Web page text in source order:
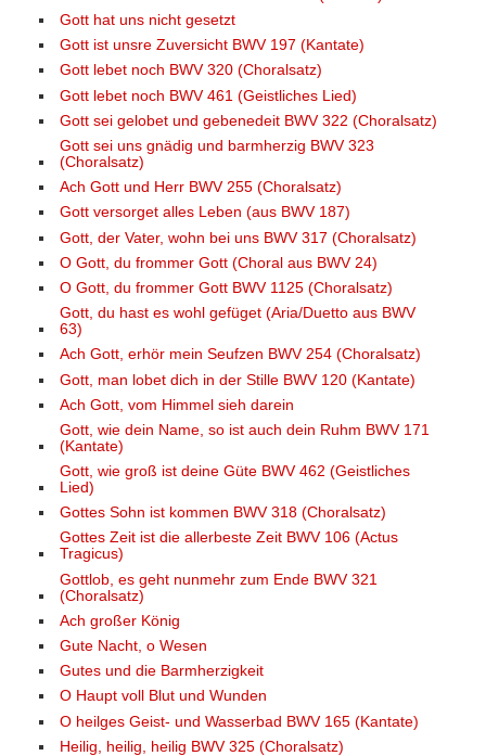
Gott hat uns nicht gesetzt
Gott ist unsre Zuversicht BWV 197 (Kantate)
Gott lebet noch BWV 320 (Choralsatz)
Gott lebet noch BWV 461 (Geistliches Lied)
Gott sei gelobet und gebenedeit BWV 322 (Choralsatz)
Gott sei uns gnädig und barmherzig BWV 323
(Choralsatz)
Ach Gott und Herr BWV 255 (Choralsatz)
Gott versorget alles Leben (aus BWV 187)
Gott, der Vater, wohn bei uns BWV 317 (Choralsatz)
O Gott, du frommer Gott (Choral aus BWV 24)
O Gott, du frommer Gott BWV 1125 (Choralsatz)
Gott, du hast es wohl gefüget (Aria/Duetto aus BWV
63)
Ach Gott, erhör mein Seufzen BWV 254 (Choralsatz)
Gott, man lobet dich in der Stille BWV 120 (Kantate)
Ach Gott, vom Himmel sieh darein
Gott, wie dein Name, so ist auch dein Ruhm BWV 171
(Kantate)
Gott, wie groß ist deine Güte BWV 462 (Geistliches
Lied)
Gottes Sohn ist kommen BWV 318 (Choralsatz)
Gottes Zeit ist die allerbeste Zeit BWV 106 (Actus
Tragicus)
Gottlob, es geht nunmehr zum Ende BWV 321
(Choralsatz)
Ach großer König
Gute Nacht, o Wesen
Gutes und die Barmherzigkeit
O Haupt voll Blut und Wunden
O heilges Geist- und Wasserbad BWV 165 (Kantate)
Heilig, heilig, heilig BWV 325 (Choralsatz)